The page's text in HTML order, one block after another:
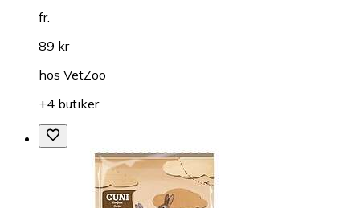
fr.
89 kr
hos VetZoo
+4 butiker